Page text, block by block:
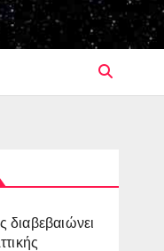
διαβεβαιώνει